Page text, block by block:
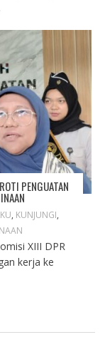
PENGUATAN
, KUNJUNGI,
XIII DPR
kerja ke